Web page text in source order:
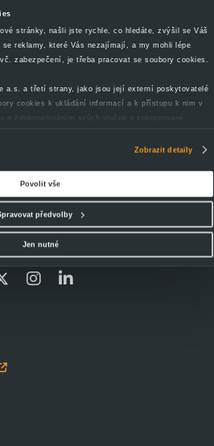
stránky, našli jste rychle, co hledáte, zvýšil se Váš
reklamy, které Vás nezajímají, a my mohli lépe
zabezpečení, je třeba pracovat se soubory cookies.
a.s. a třetí strany, jako jsou její externí poskytovatelé
cookies k ukládání informací a k přístupu k nim v
a zdokonalováním svých služeb a zobrazované
reklam a sdělovaného obsahu. Máte-li zájem
souhlas uchováváme maximálně po dobu 12 měsíců.
nebo odvolat souhlas ve svém nastavení.
Zobrazit detaily
Povolit vše
předvolby
Jen nutné
tak, abychom do konce roku
České republiky.
vlastní IoT cloud umožňující
intenzivně se zabýváme oblastí
města. Snažíme se také
s internetem věcí a jeho
další ročník softwarově
IoT Summer
ředitel CRA Miloš Mastník